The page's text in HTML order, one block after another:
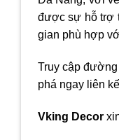
được sự hỗ trợ
gian phù hợp
Truy cập
phá ngay liên
Vking Decor